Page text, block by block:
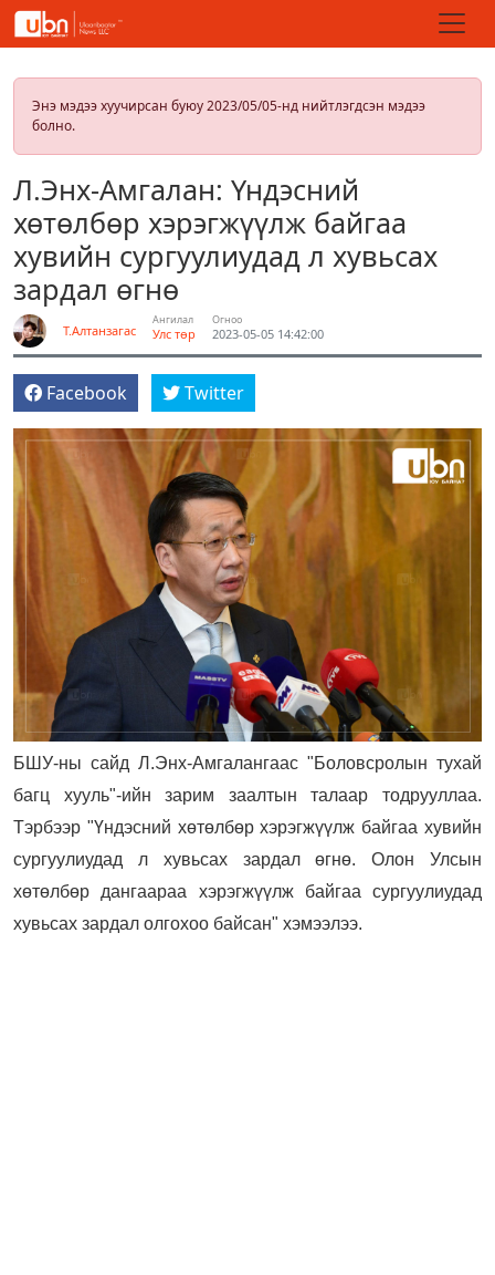
Энэ мэдээ хуучирсан буюу 2023/05/05-нд нийтлэгдсэн мэдээ
болно.
Л.Энх-Амгалан: Үндэсний
хөтөлбөр хэрэгжүүлж байгаа
хувийн сургуулиудад л хувьсах
зардал өгнө
Т.Алтанзагас
Ангилал
Улс төр
Огноо
2023-05-05 14:42:00
Facebook Twitter
БШУ-ны сайд Л.Энх-Амгалангаас "Боловсролын тухай
багц хууль"-ийн зарим заалтын талаар тодрууллаа.
Тэрбээр "Үндэсний хөтөлбөр хэрэгжүүлж байгаа хувийн
сургуулиудад л хувьсах зардал өгнө. Олон Улсын
хөтөлбөр дангаараа хэрэгжүүлж байгаа сургуулиудад
хувьсах зардал олгохоо байсан" хэмээлээ.